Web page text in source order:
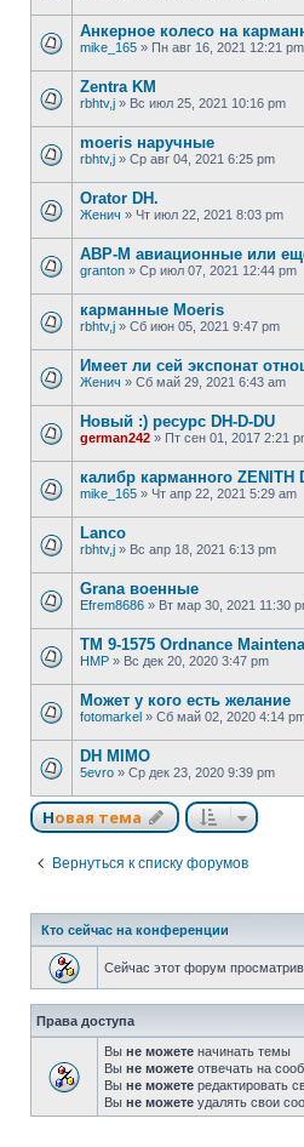
Анкерное колесо на
mike_165 » Пн авг 16, 2021 12:21 pm
Zentra KM
rbhtv,j » Вс июл 25, 2021 10:16 pm
moeris наручные
rbhtv,j » Ср авг 04, 2021 6:25 pm
Orator DH.
Женич » Чт июл 22, 2021 8:03 pm
АВР-М авиационные или
granton » Ср июл 07, 2021 12:44 pm
карманные Moeris
rbhtv,j » Сб июн 05, 2021 9:47 pm
Имеет ли сей экспонат
Женич » Сб май 29, 2021 6:43 am
Новый :) ресурс DH-D-DU
german242 » Пт сен 01, 2017 2:21
калибр карманного ZENITH
mike_165 » Чт апр 22, 2021 5:29 am
Lanco
rbhtv,j » Вс апр 18, 2021 6:13 pm
Grana военные
Efrem8686 » Вт мар 30, 2021 11:30
TM 9-1575 Ordnance
HMP » Вс дек 20, 2020 3:47 pm
Может у кого есть желание
fotomarkel » Сб май 02, 2020 4:14
DH MIMO
5evro » Ср дек 23, 2020 9:39 pm
Новая тема
Вернуться к списку форумов
Кто сейчас на конференции
Сейчас этот форум
Права доступа
Вы не можете начинать темы
Вы не можете отвечать на
Вы не можете редактировать
Вы не можете удалять свои